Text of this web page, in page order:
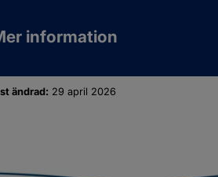
information
ändrad: 29 april 2026